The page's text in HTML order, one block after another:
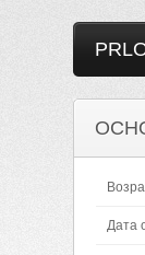
Дата